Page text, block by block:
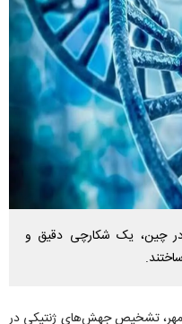
در چین، یک شکارچی دقیق و
مهر، تشخیص جهش‌های ژنتیکی در